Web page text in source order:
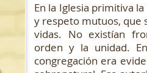
En la Iglesia primitiva
y respeto mutuos, que
vidas. No existían
orden y la unidad.
congregación era